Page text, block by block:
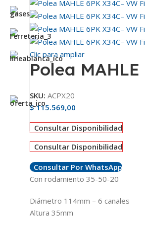
Clic para ampliar
Polea
SKU: ACPX20
$115.569,00
Consultar Disponibilidad
Consultar Disponibilidad
Consultar Por WhatsApp
Con rodamiento 35-50-20
Diámetro 114mm – 6 canales
Altura 35mm